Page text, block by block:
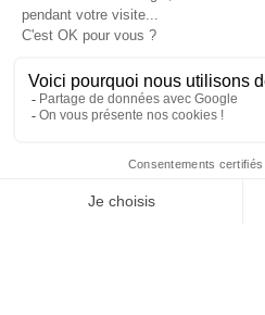
NOS PARTENAIRES
HORAIRES
Copyright © 2026 Kayman